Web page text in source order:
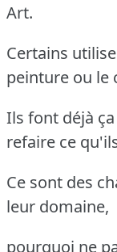
Art.
Certains
peinture ou le
Ils font déjà
refaire ce
Ce sont des
leur domaine,
pourquoi ne